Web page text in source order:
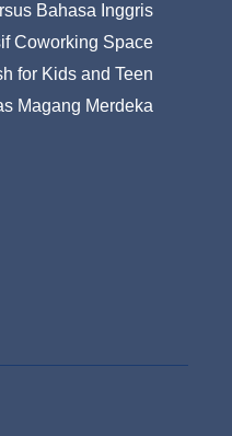
Bahasa Inggris
Coworking Space
for Kids and Teen
Magang Merdeka